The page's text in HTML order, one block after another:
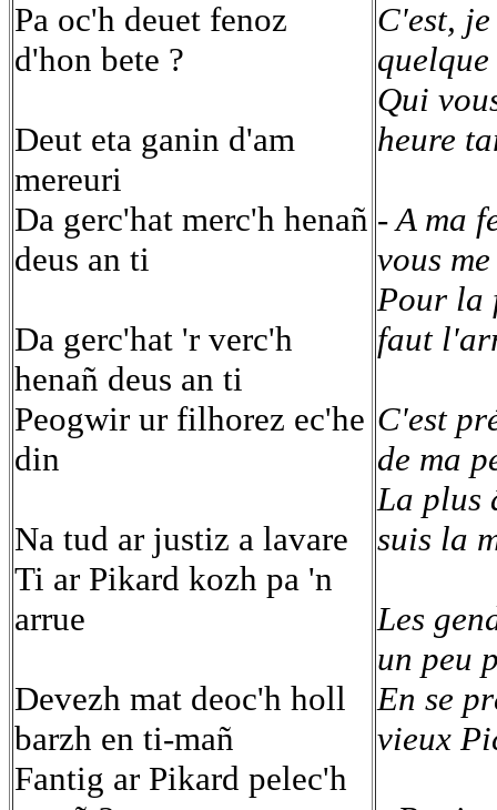
Pa oc'h deuet fenoz
d'hon bete ?
Deut eta ganin d'am
mereuri
Da gerc'hat merc'h henañ
deus an ti
Da gerc'hat 'r verc'h
henañ deus an ti
Peogwir ur filhorez ec'he
din
Na tud ar justiz a lavare
Ti ar Pikard kozh pa 'n
arrue
Devezh mat deoc'h holl
barzh en ti-mañ
Fantig ar Pikard pelec'h
C'est,
Qui
heure
- A ma
vous
Pour la
faut
C'est
de ma
La plus
suis la
Les
un peu
En se
vieux